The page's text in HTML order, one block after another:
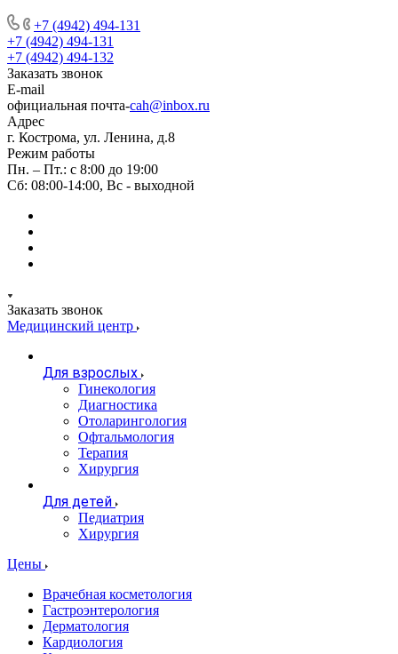
+7 (4942) 494-131
+7 (4942) 494-131
+7 (4942) 494-132
Заказать звонок
E-mail
официальная почта-cah@inbox.ru
Адрес
г. Кострома, ул. Ленина, д.8
Режим работы
Пн. – Пт.: с 8:00 до 19:00
Сб: 08:00-14:00, Вс - выходной
Заказать звонок
Медицинский центр
Для взрослых
Гинекология
Диагностика
Отоларингология
Офтальмология
Терапия
Хирургия
Для детей
Педиатрия
Хирургия
Цены
Врачебная косметология
Гастроэнтерология
Дерматология
Кардиология